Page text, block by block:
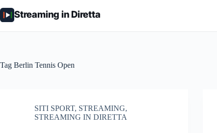
al
contenuto
Streaming in Diretta
Tag Berlin Tennis Open
SITI SPORT, STREAMING,
STREAMING IN DIRETTA